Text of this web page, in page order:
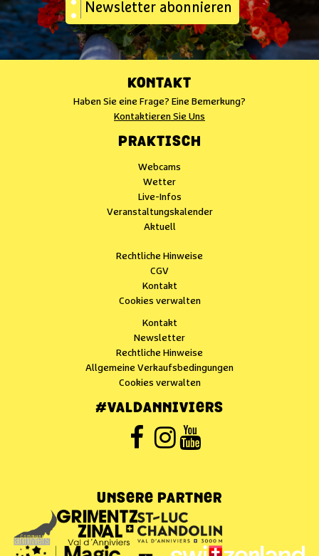
Newsletter abonnieren
KONTAKT
Haben Sie eine Frage? Eine Bemerkung?
Kontaktieren Sie Uns
PRAKTISCH
Webcams
Wetter
Live-Infos
Veranstaltungskalender
Aktuell
Rechtliche Hinweise
CGV
Kontakt
Cookies verwalten
Kontakt
Newsletter
Rechtliche Hinweise
Allgemeine Verkaufsbedingungen
Cookies verwalten
#VALDANNIVIERS
UNSERE PARTNER